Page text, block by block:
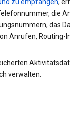
zu empfangen,
die
das
Anrufen,
verwalten.